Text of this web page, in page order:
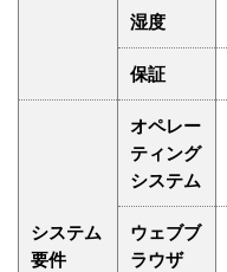
湿度
保証
システム
要件
オペレー
ティング
システム
ウェブブ
ラウザ